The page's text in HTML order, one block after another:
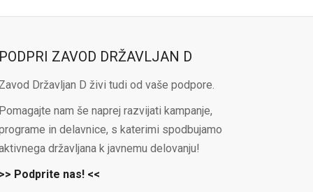
PODPRI ZAVOD DRŽAVLJAN D
Zavod Državljan D živi tudi od vaše podpore.
Pomagajte nam še naprej razvijati kampanje,
in delavnice, s katerimi spodbujamo
državljana k javnemu delovanju!
>> Podprite nas! <<